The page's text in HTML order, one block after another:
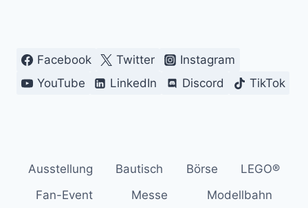
Facebook Twitter
Instagram
YouTube
LinkedIn Discord TikTok
Ausstellung Bautisch Börse
LEGO®
Fan-Event
Messe Modellbahn